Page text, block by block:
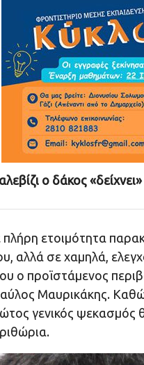
ο δάκος
ετοιμότητα
αλλά σε χαμηλά,
ο προϊστάμενος
Μαυρικάκης.
γενικός ψεκασμός